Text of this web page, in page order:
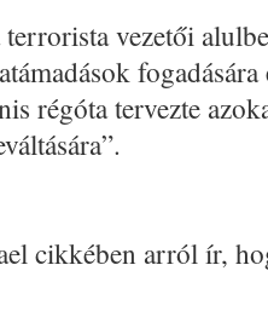
terrorista vezetői
régóta tervezte
cikkében arról ír,